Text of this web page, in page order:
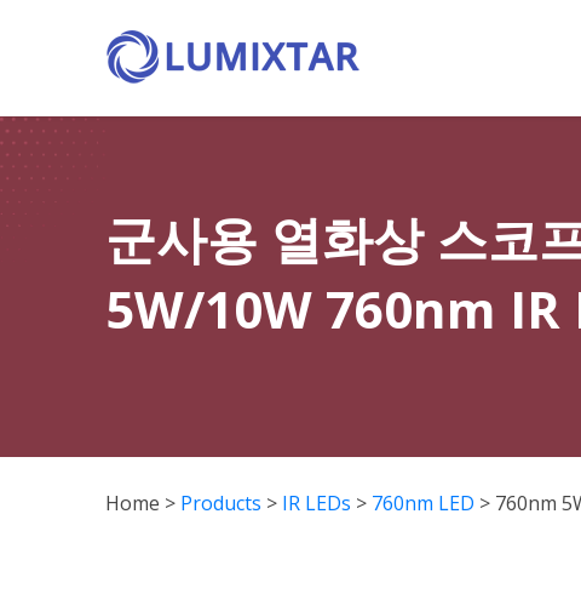
군사용 열화상 스코
5W/10W 760nm IR
Home > Products > IR LEDs > 760nm LED > 760nm